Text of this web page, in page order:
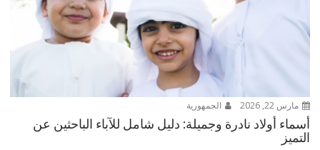
مارس 22, 2026 الجمهورية
أسماء أولاد نادرة وجميلة: دليل شامل للآباء الباحثين عن
التميز